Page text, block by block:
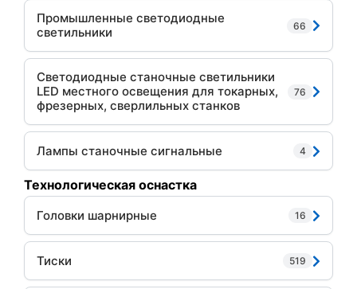
Промышленные светодиодные
светильники
66
Светодиодные станочные светильники
LED местного освещения для токарных,
фрезерных, сверлильных станков
76
Лампы станочные сигнальные 4
Технологическая оснастка
Головки шарнирные 16
Тиски 519